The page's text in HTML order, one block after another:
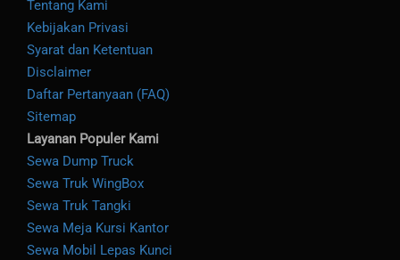
Tentang Kami
Kebijakan Privasi
Syarat dan Ketentuan
Disclaimer
Daftar Pertanyaan (FAQ)
Sitemap
Layanan Populer Kami
Sewa Dump Truck
Sewa Truk WingBox
Sewa Truk Tangki
Sewa Meja Kursi Kantor
Sewa Mobil Lepas Kunci